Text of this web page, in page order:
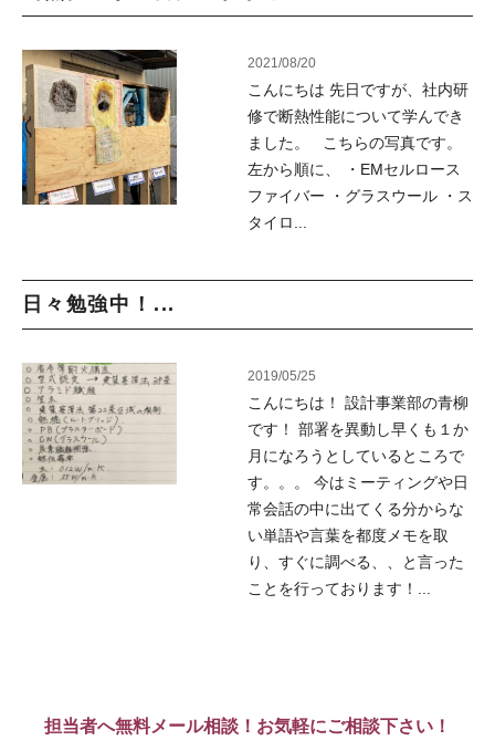
2021/08/20
こんにちは 先日ですが、社内研
修で断熱性能について学んでき
ました。 こちらの写真です。
左から順に、 ・EMセルロース
ファイバー ・グラスウール ・ス
タイロ...
日々勉強中！...
2019/05/25
こんにちは！ 設計事業部の青柳
です！ 部署を異動し早くも１か
月になろうとしているところで
す。。。 今はミーティングや日
常会話の中に出てくる分からな
い単語や言葉を都度メモを取
り、すぐに調べる、、と言った
ことを行っております！...
担当者へ無料メール相談！お気軽にご相談下さい！